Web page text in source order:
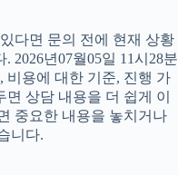
다면 문의 전에 현재 상황
2026년07월05일 11시28분
비용에 대한 기준, 진행 가
상담 내용을 더 쉽게 이
중요한 내용을 놓치거나
니다.